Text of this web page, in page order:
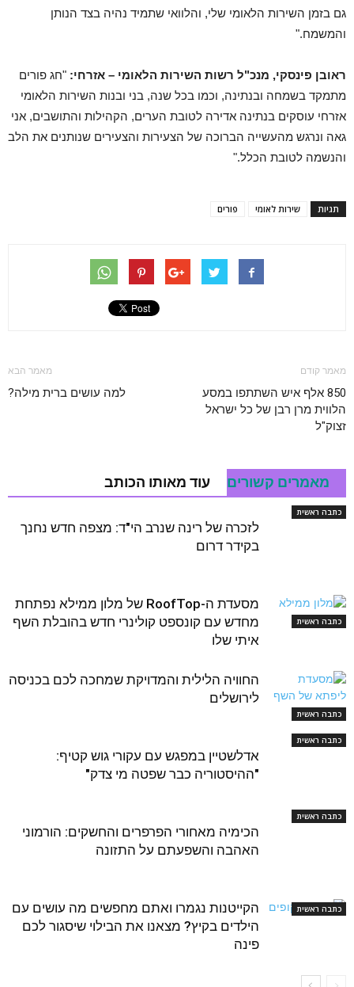
גם בזמן השירות הלאומי שלי, והלוואי שתמיד נהיה בצד הנותן
והמשמח."
ראובן פינסקי, מנכ"ל רשות השירות הלאומי – אזרחי: "חג פורים
מתמקד בשמחה ובנתינה, וכמו בכל שנה, בני ובנות השירות הלאומי
אזרחי עוסקים בנתינה אדירה לטובת הערים, הקהילות והתושבים, אני
גאה ונרגש מהעשייה הברוכה של הצעירות והצעירים שנותנים את הלב
והנשמה לטובת הכלל."
תגיות שירות לאומי פורים
מאמר קודם
850 אלף איש השתתפו במסע
הלווית מרן רבן של כל ישראל
זצוק"ל
מאמר הבא
למה עושים ברית מילה?
מאמרים קשורים עוד מאותו הכותב
כתבה ראשית
לזכרה של רינה שנרב הי"ד: מצפה חדש נחנך
בקידר דרום
כתבה ראשית
מסעדת ה-RoofTop של מלון ממילא נפתחת
מחדש עם קונספט קולינרי חדש בהובלת השף
איתי שלו
כתבה ראשית
החוויה הלילית והמדויקת שמחכה לכם בכניסה
לירושלים
כתבה ראשית
אדלשטיין במפגש עם עקורי גוש קטיף:
"ההיסטוריה כבר שפטה מי צדק"
כתבה ראשית
הכימיה מאחורי הפרפרים והחשקים: הורמוני
האהבה והשפעתם על התזונה
כתבה ראשית
הקייטנות נגמרו ואתם מחפשים מה עושים עם
הילדים בקיץ? מצאנו את הבילוי שיסגור לכם
פינה